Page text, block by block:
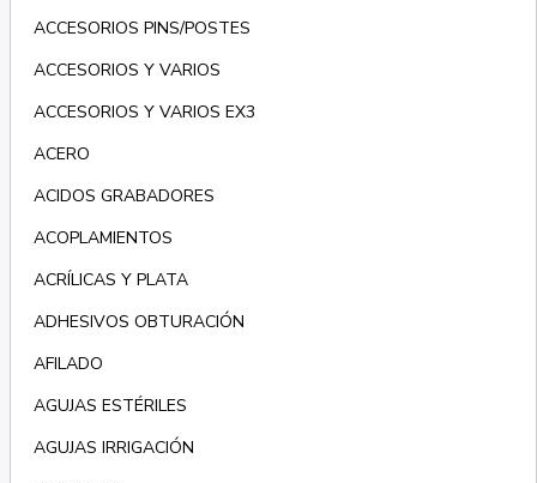
ACCESORIOS PINS/POSTES
ACCESORIOS Y VARIOS
ACCESORIOS Y VARIOS EX3
ACERO
ACIDOS GRABADORES
ACOPLAMIENTOS
ACRÍLICAS Y PLATA
ADHESIVOS OBTURACIÓN
AFILADO
AGUJAS ESTÉRILES
AGUJAS IRRIGACIÓN